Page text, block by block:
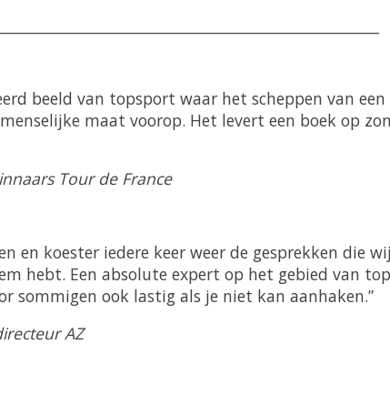
beeld van topsport waar het scheppen van
maat voorop. Het levert een boek op
Tour de France
en koester iedere keer weer de gesprekken
hebt. Een absolute expert op het gebied van
sommigen ook lastig als je niet kan aanhaken.”
AZ